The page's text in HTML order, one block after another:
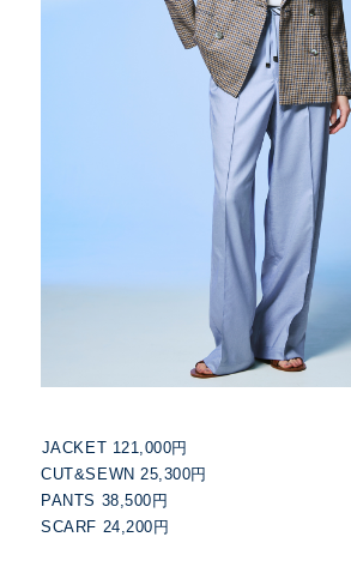
JACKET 121,000円
CUT&SEWN 25,300円
PANTS 38,500円
SCARF 24,200円